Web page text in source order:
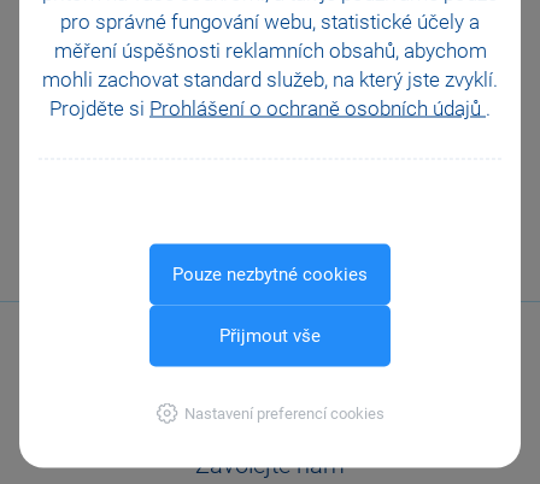
pro správné fungování webu, statistické účely a
měření úspěšnosti reklamních obsahů, abychom
mohli zachovat standard služeb, na který jste zvyklí.
Projděte si Prohlášení o ochraně osobních údajů .
Pouze nezbytné cookies
Přijmout vše
Nastavení preferencí cookies
Jak v programu POHODA provést ruční provázání
dokladů?
Zavolejte nám